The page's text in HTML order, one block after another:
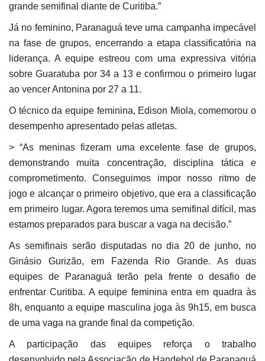
grande semifinal diante de Curitiba.”
Já no feminino, Paranaguá teve uma campanha impecável
na fase de grupos, encerrando a etapa classificatória na
liderança. A equipe estreou com uma expressiva vitória
sobre Guaratuba por 34 a 13 e confirmou o primeiro lugar
ao vencer Antonina por 27 a 11.
O técnico da equipe feminina, Edison Miola, comemorou o
desempenho apresentado pelas atletas.
> “As meninas fizeram uma excelente fase de grupos,
demonstrando muita concentração, disciplina tática e
comprometimento. Conseguimos impor nosso ritmo de
jogo e alcançar o primeiro objetivo, que era a classificação
em primeiro lugar. Agora teremos uma semifinal difícil, mas
estamos preparados para buscar a vaga na decisão.”
As semifinais serão disputadas no dia 20 de junho, no
Ginásio Gurizão, em Fazenda Rio Grande. As duas
equipes de Paranaguá terão pela frente o desafio de
enfrentar Curitiba. A equipe feminina entra em quadra às
8h, enquanto a equipe masculina joga às 9h15, em busca
de uma vaga na grande final da competição.
A participação das equipes reforça o trabalho